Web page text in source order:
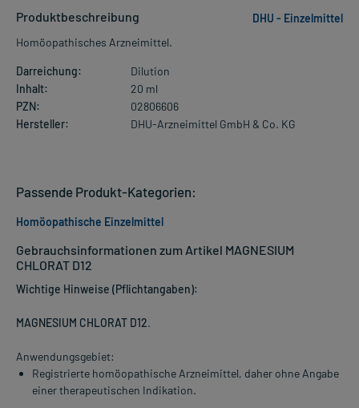
Produktbeschreibung
DHU - Einzelmittel
Homöopathisches Arzneimittel.
Darreichung:
Dilution
Inhalt:
20 ml
PZN:
02806606
Hersteller:
DHU-Arzneimittel GmbH & Co. KG
Gebrauchsinformationen zum Artikel MAGNESIUM
CHLORAT D12
Wichtige Hinweise (Pflichtangaben):
MAGNESIUM CHLORAT D12.
Anwendungsgebiet:
Registrierte homöopathische Arzneimittel, daher ohne Angabe
einer therapeutischen Indikation.
Passende Produkt-Kategorien:
Homöopathische Einzelmittel